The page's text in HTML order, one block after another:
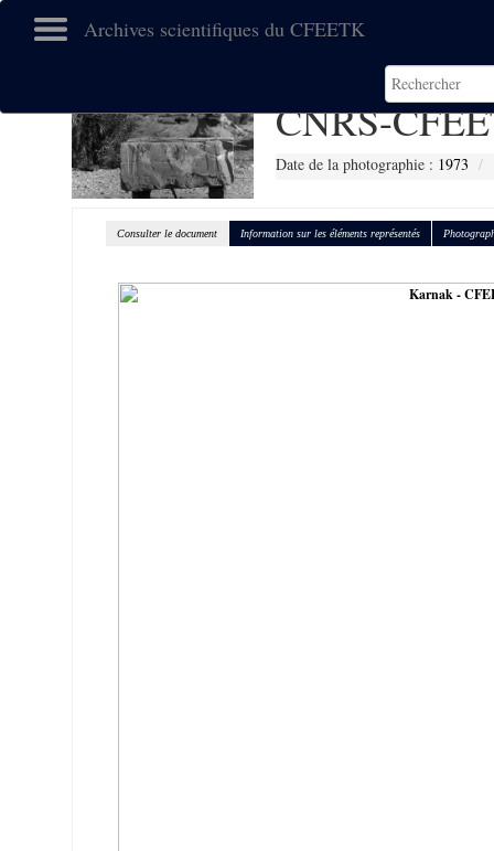
Archives scientifiques du CFEETK
CNRS-
Date de la photographie : 1973
Consulter le document Information sur les éléments représentés